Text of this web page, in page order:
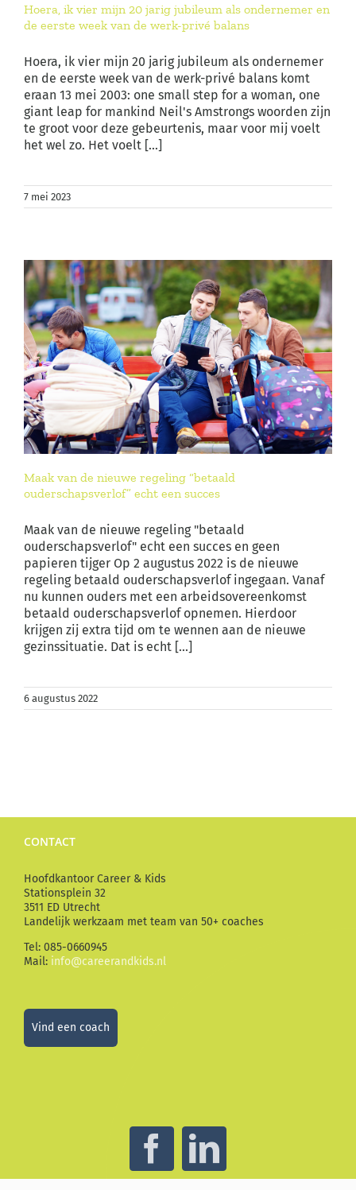
Hoera, ik vier mijn 20 jarig jubileum als ondernemer en
de eerste week van de werk-privé balans
Hoera, ik vier mijn 20 jarig jubileum als ondernemer
en de eerste week van de werk-privé balans komt
eraan 13 mei 2003: one small step for a woman, one
giant leap for mankind Neil's Amstrongs woorden zijn
te groot voor deze gebeurtenis, maar voor mij voelt
het wel zo. Het voelt [...]
7 mei 2023
Maak van de nieuwe regeling “betaald
ouderschapsverlof” echt een succes
Maak van de nieuwe regeling "betaald
ouderschapsverlof" echt een succes en geen
papieren tijger Op 2 augustus 2022 is de nieuwe
regeling betaald ouderschapsverlof ingegaan. Vanaf
nu kunnen ouders met een arbeidsovereenkomst
betaald ouderschapsverlof opnemen. Hierdoor
krijgen zij extra tijd om te wennen aan de nieuwe
gezinssituatie. Dat is echt [...]
6 augustus 2022
CONTACT
Hoofdkantoor Career & Kids
Stationsplein 32
3511 ED Utrecht
Landelijk werkzaam met team van 50+ coaches
Tel: 085-0660945
Mail: info@careerandkids.nl
Vind een coach
Facebook
LinkedIn